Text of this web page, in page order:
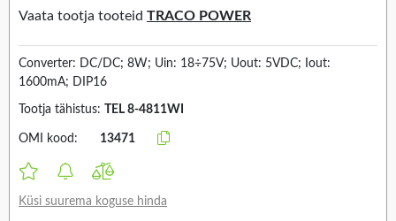
Vaata tootja tooteid TRACO POWER
Converter: DC/DC; 8W; Uin: 18÷75V; Uout: 5VDC; Iout:
1600mA; DIP16
Tootja tähistus: TEL 8-4811WI
OMI kood: 13471
Küsi suurema koguse hinda